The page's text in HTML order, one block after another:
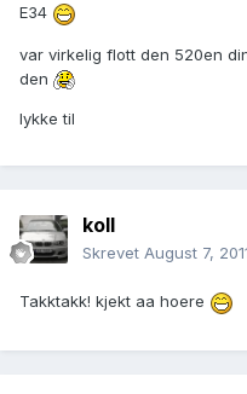
E34
var virkelig flott den 520en
den
lykke til
koll
Skrevet August 7,
Takktakk! kjekt aa hoere